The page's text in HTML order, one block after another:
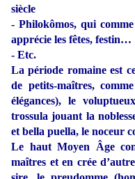
siècle
- Philokômos, qui
apprécie les fêtes, festin…
- Etc.
La période romaine est
de petits-maîtres,
élégances), le
trossula jouant la
et bella puella, le noceur
Le haut Moyen Âge
maîtres et en crée